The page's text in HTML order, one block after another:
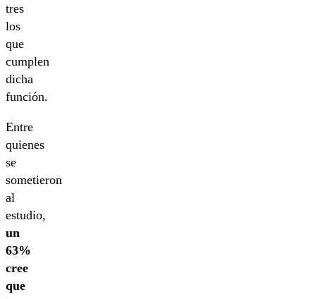
tres
los
que
cumplen
dicha
función.
Entre
quienes
se
sometieron
al
estudio,
un
63%
cree
que